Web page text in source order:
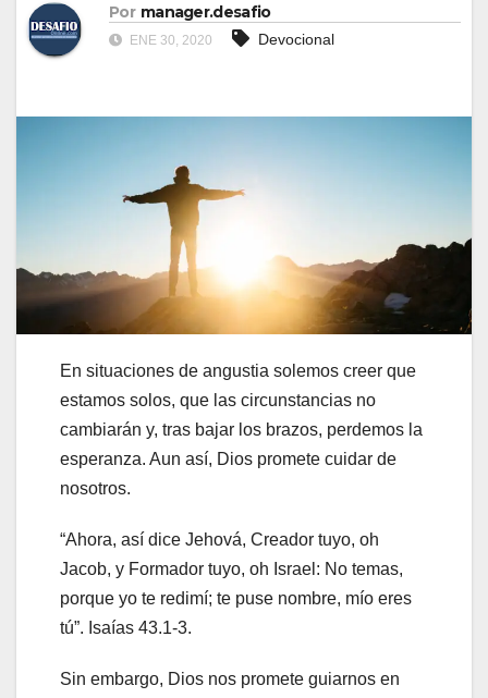
Por manager.desafio
ENE 30, 2020 Devocional
En situaciones de angustia solemos creer que
estamos solos, que las circunstancias no
cambiarán y, tras bajar los brazos, perdemos la
esperanza. Aun así, Dios promete cuidar de
nosotros.
“Ahora, así dice Jehová, Creador tuyo, oh
Jacob, y Formador tuyo, oh Israel: No temas,
porque yo te redimí; te puse nombre, mío eres
tú”. Isaías 43.1-3.
Sin embargo, Dios nos promete guiarnos en